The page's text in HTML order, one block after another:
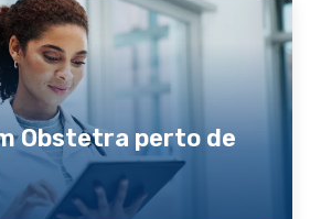
Obstetra perto de